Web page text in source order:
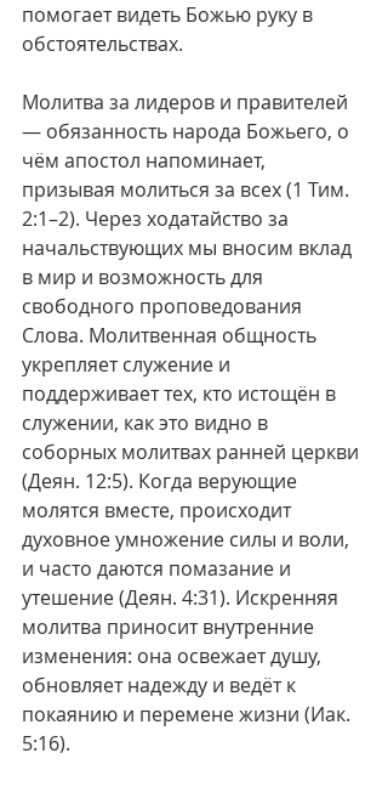
помогает видеть Божью руку в
обстоятельствах.
Молитва за лидеров и правителей
— обязанность народа Божьего, о
чём апостол напоминает,
призывая молиться за всех (1 Тим.
2:1–2). Через ходатайство за
начальствующих мы вносим вклад
в мир и возможность для
свободного проповедования
Слова. Молитвенная общность
укрепляет служение и
поддерживает тех, кто истощён в
служении, как это видно в
соборных молитвах ранней церкви
(Деян. 12:5). Когда верующие
молятся вместе, происходит
духовное умножение силы и воли,
и часто даются помазание и
утешение (Деян. 4:31). Искренняя
молитва приносит внутренние
изменения: она освежает душу,
обновляет надежду и ведёт к
покаянию и перемене жизни (Иак.
5:16).